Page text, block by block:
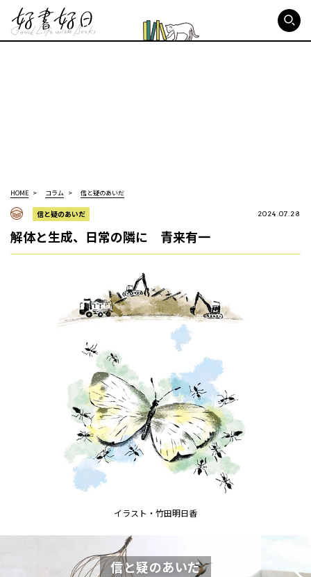
HOME コラム 信と疑のあいだ
信と疑のあいだ 2024.07.28
解体と生成、日常の隣に 青来有一
イラスト・竹田明日香
信と疑のあいだ